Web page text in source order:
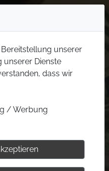
unserer
unserer Dienste
dass wir
/ Werbung